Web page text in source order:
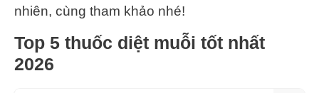
nhiên, cùng tham khảo nhé!
Top 5 thuốc diệt muỗi tốt nhất
2026